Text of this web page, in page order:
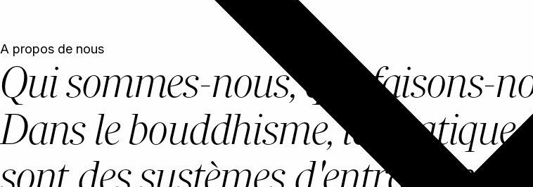
A propos de nous
Qui sommes-nous, que faisons-
Dans le bouddhisme, la pratique
sont des systèmes